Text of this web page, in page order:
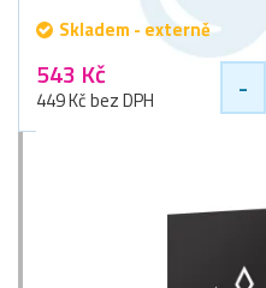
Skladem - externě
543 Kč
449 Kč bez DPH -